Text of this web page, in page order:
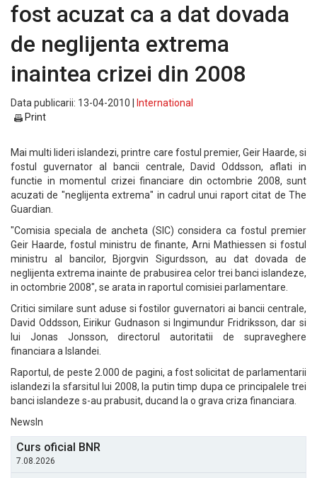
fost acuzat ca a dat dovada
de neglijenta extrema
inaintea crizei din 2008
Data publicarii: 13-04-2010 |
International
Print
Mai multi lideri islandezi, printre care fostul premier, Geir Haarde, si
fostul guvernator al bancii centrale, David Oddsson, aflati in
functie in momentul crizei financiare din octombrie 2008, sunt
acuzati de "neglijenta extrema" in cadrul unui raport citat de The
Guardian.
"Comisia speciala de ancheta (SIC) considera ca fostul premier
Geir Haarde, fostul ministru de finante, Arni Mathiessen si fostul
ministru al bancilor, Bjorgvin Sigurdsson, au dat dovada de
neglijenta extrema inainte de prabusirea celor trei banci islandeze,
in octombrie 2008", se arata in raportul comisiei parlamentare.
Critici similare sunt aduse si fostilor guvernatori ai bancii centrale,
David Oddsson, Eirikur Gudnason si Ingimundur Fridriksson, dar si
lui Jonas Jonsson, directorul autoritatii de supraveghere
financiara a Islandei.
Raportul, de peste 2.000 de pagini, a fost solicitat de parlamentarii
islandezi la sfarsitul lui 2008, la putin timp dupa ce principalele trei
banci islandeze s-au prabusit, ducand la o grava criza financiara.
NewsIn
Curs oficial BNR
7.08.2026